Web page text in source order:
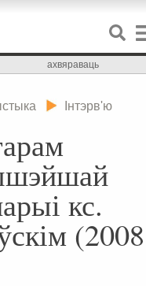
ахвяраваць
Інтэрв'ю
кс.
(2008